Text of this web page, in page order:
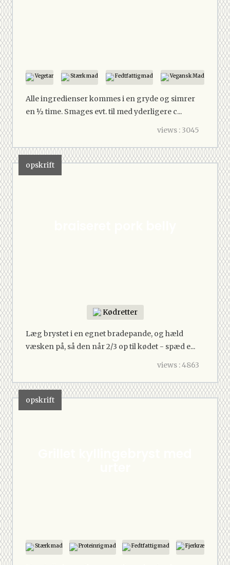
Vegetar Stærk mad Fedtfattig mad Vegansk Mad
Alle ingredienser kommes i en gryde og simrer
en ½ time. Smages evt. til med yderligere c...
views : 3045
opskrift
Kødretter
Læg brystet i en egnet bradepande, og hæld
væsken på, så den når 2/3 op til kødet - spæd e...
views : 4863
opskrift
Stærk mad Proteinrig mad Fedtfattig mad Fjerkræ